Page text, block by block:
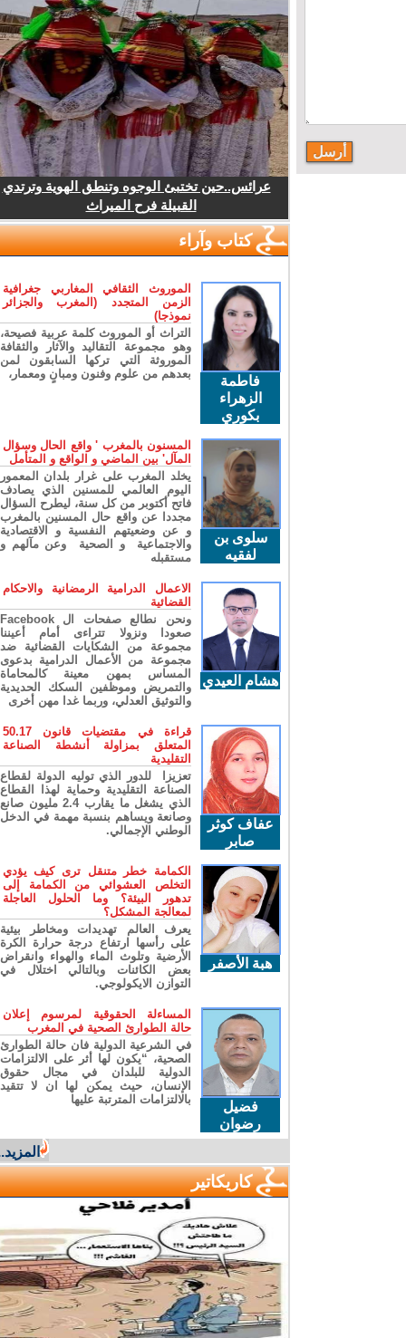
عرائس..حين تختبئ الوجوه وتنطق الهوية وترتدي
القبيلة فرح الميراث
كتاب وآراء
فاطمة
الزهراء
بكوري
الموروث الثقافي المغاربي جغرافية
الزمن المتجدد (المغرب والجزائر
نموذجا)
التراث أو الموروث كلمة عربية فصيحة،
وهو مجموعة التقاليد والآثار والثقافة
الموروثة التي تركها السابقون لمن
بعدهم من علوم وفنون ومبانٍ ومعمار،
سلوى بن
لفقيه
المسنون بالمغرب ' واقع الحال وسؤال
المآل' بين الماضي و الواقع و المتأمل
يخلد المغرب على غرار بلدان المعمور
اليوم العالمي للمسنين الذي يصادف
فاتح أكتوبر من كل سنة، ليطرح السؤال
مجددا عن واقع حال المسنين بالمغرب
و عن وضعيتهم النفسية و الاقتصادية
والاجتماعية و الصحية وعن مآلهم و
مستقبله
هشام العيدي
الاعمال الدرامية الرمضانية والاحكام
القضائية
ونحن نطالع صفحات ال Facebook
صعودا ونزولا تتراءى أمام أعيننا
مجموعة من الشكايات القضائية ضد
مجموعة من الأعمال الدرامية بدعوى
المساس بمهن معينة كالمحاماة
والتمريض وموظفين السكك الحديدية
والتوثيق العدلي، وربما غدا مهن أخرى
عفاف كوثر
صابر
قراءة في مقتضيات قانون 50.17
المتعلق بمزاولة أنشطة الصناعة
التقليدية
تعزيزا للدور الذي توليه الدولة لقطاع
الصناعة التقليدية وحماية لهذا القطاع
الذي يشغل ما يقارب 2.4 مليون صانع
وصانعة ويساهم بنسبة مهمة في الدخل
الوطني الإجمالي.
هبة الأصفر
الكمامة خطر متنقل ترى كيف يؤدي
التخلص العشوائي من الكمامة إلى
تدهور البيئة؟ وما الحلول العاجلة
لمعالجة المشكل؟
يعرف العالم تهديدات ومخاطر بيئية
على رأسها ارتفاع درجة حرارة الكرة
الأرضية وتلوث الماء والهواء وانقراض
بعض الكائنات وبالتالي اختلال في
التوازن الايكولوجي.
فضيل
رضوان
المساءلة الحقوقية لمرسوم إعلان
حالة الطوارئ الصحية في المغرب
في الشرعية الدولية فان حالة الطوارئ
الصحية، “يكون لها أثر على الالتزامات
الدولية للبلدان في مجال حقوق
الإنسان، حيث يمكن لها ان لا تتقيد
بالالتزامات المترتبة عليها
المزيد...
كاريكاتير